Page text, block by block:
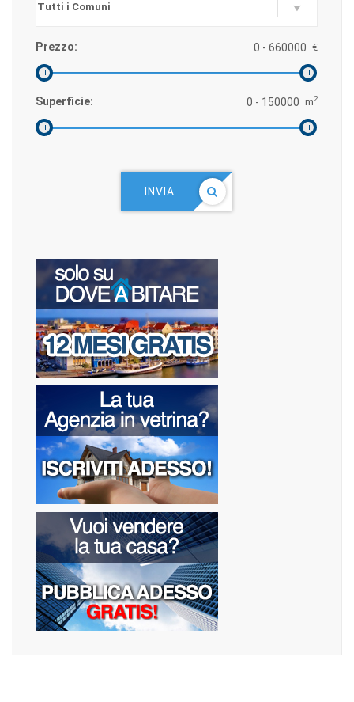
Prezzo: €
Superficie: m2
INVIA